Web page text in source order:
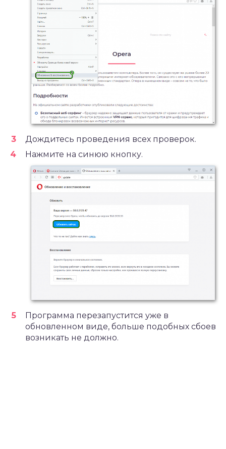
Дождитесь проведения всех проверок.
Нажмите на синюю кнопку.
Программа перезапустится уже в
обновленном виде, больше подобных сбоев
возникать не должно.